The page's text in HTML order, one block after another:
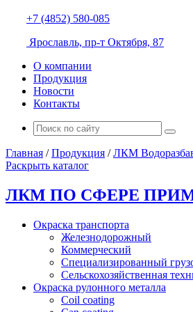
+7 (4852) 580-085
Ярославль, пр-т Октября, 87
О компании
Продукция
Новости
Контакты
Главная /Продукция /ЛКМ
Раскрыть каталог
ЛКМ ПО СФЕРЕ
Окраска транспорта
Железнодорожный
Коммерческий
Специализированный
Сельскохозяйственная
Окраска рулонного металла
Coil coating